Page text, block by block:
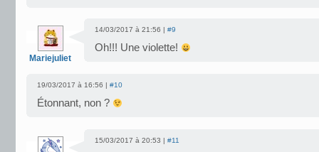
Mariejuliet
14/03/2017 à 21:56 | #9
Oh!!! Une violette!
19/03/2017 à 16:56 | #10
Étonnant, non ?
15/03/2017 à 20:53 | #11